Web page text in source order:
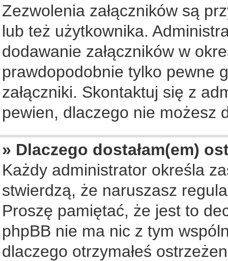
Zezwolenia załączników są
lub też użytkownika.
dodawanie załączników w
prawdopodobnie tylko pewne
załączniki. Skontaktuj się z
pewien, dlaczego nie możesz
» Dlaczego dostałam(em)
Każdy administrator określa
stwierdzą, że naruszasz
Proszę pamiętać, że jest to
phpBB nie ma nic z tym
dlaczego otrzymałeś